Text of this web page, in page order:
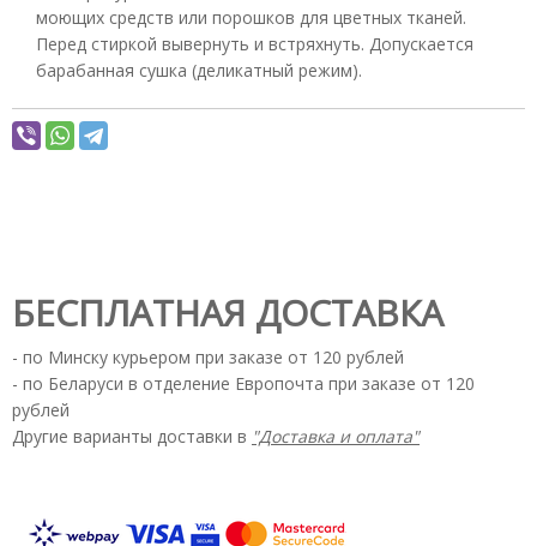
моющих средств или порошков для цветных тканей.
Перед стиркой вывернуть и встряхнуть. Допускается
барабанная сушка (деликатный режим).
БЕСПЛАТНАЯ ДОСТАВКА
- по Минску курьером при заказе от 120 рублей
- по Беларуси в отделение Европочта при заказе от 120
рублей
Другие варианты доставки в "Доставка и оплата"